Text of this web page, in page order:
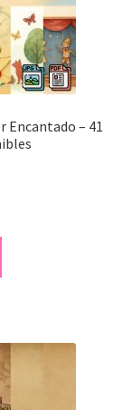
Encantado – 41